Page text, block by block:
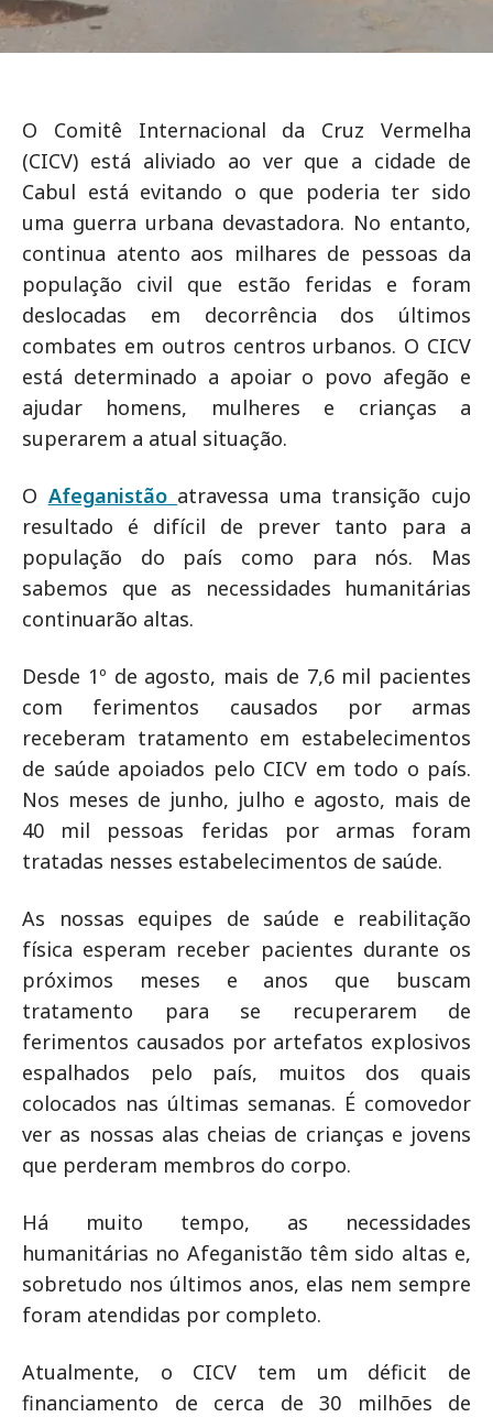
O Comitê Internacional da Cruz Vermelha
(CICV) está aliviado ao ver que a cidade de
Cabul está evitando o que poderia ter sido
uma guerra urbana devastadora. No entanto,
continua atento aos milhares de pessoas da
população civil que estão feridas e foram
deslocadas em decorrência dos últimos
combates em outros centros urbanos. O CICV
está determinado a apoiar o povo afegão e
ajudar homens, mulheres e crianças a
superarem a atual situação.
O Afeganistão atravessa uma transição cujo
resultado é difícil de prever tanto para a
população do país como para nós. Mas
sabemos que as necessidades humanitárias
continuarão altas.
Desde 1º de agosto, mais de 7,6 mil pacientes
com ferimentos causados por armas
receberam tratamento em estabelecimentos
de saúde apoiados pelo CICV em todo o país.
Nos meses de junho, julho e agosto, mais de
40 mil pessoas feridas por armas foram
tratadas nesses estabelecimentos de saúde.
As nossas equipes de saúde e reabilitação
física esperam receber pacientes durante os
próximos meses e anos que buscam
tratamento para se recuperarem de
ferimentos causados por artefatos explosivos
espalhados pelo país, muitos dos quais
colocados nas últimas semanas. É comovedor
ver as nossas alas cheias de crianças e jovens
que perderam membros do corpo.
Há muito tempo, as necessidades
humanitárias no Afeganistão têm sido altas e,
sobretudo nos últimos anos, elas nem sempre
foram atendidas por completo.
Atualmente, o CICV tem um déficit de
financiamento de cerca de 30 milhões de